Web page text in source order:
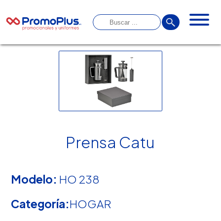
Prensa Catu
Modelo: HO 238
Categoría:HOGAR